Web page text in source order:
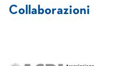
Collaborazioni